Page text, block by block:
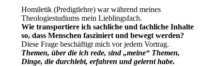
Homiletik (Predigtlehre) war während meines
Theologiestudiums mein Lieblingsfach.
Wie transportiere ich sachliche und fachliche Inhalte
so, dass Menschen fasziniert und bewegt werden?
Diese Frage beschäftigt mich vor jedem Vortrag.
Themen, über die ich rede, sind „meine“ Themen,
Dinge, die durchlebt, erfahren und gelernt habe.